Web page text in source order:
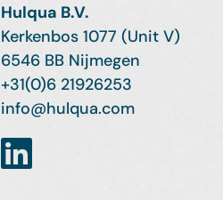
Hulqua B.V.
Kerkenbos 1077 (Unit V)
6546 BB Nijmegen
+31(0)6 21926253
info@hulqua.com